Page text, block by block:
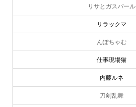
リサとガスパール
リラックマ
んぽちゃむ
仕事現場猫
内藤ルネ
刀剣乱舞